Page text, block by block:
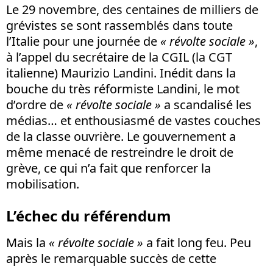
Le 29 novembre, des centaines de milliers de
grévistes se sont rassemblés dans toute
l’Italie pour une journée de « révolte sociale »,
à l’appel du secrétaire de la CGIL (la CGT
italienne) Maurizio Landini. Inédit dans la
bouche du très réformiste Landini, le mot
d’ordre de « révolte sociale » a scandalisé les
médias… et enthousiasmé de vastes couches
de la classe ouvrière. Le gouvernement a
même menacé de restreindre le droit de
grève, ce qui n’a fait que renforcer la
mobilisation.
L’échec du référendum
Mais la « révolte sociale » a fait long feu. Peu
après le remarquable succès de cette